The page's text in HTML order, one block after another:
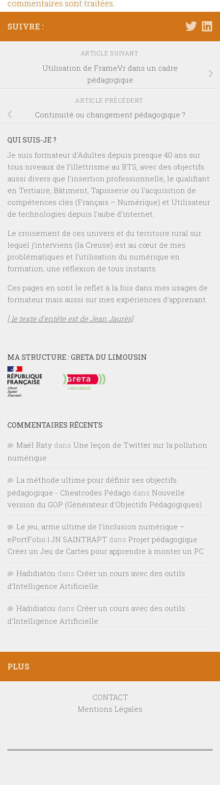
commentaires sont traitées
SUIVRE :
ARTICLE SUIVANT
Utilisation de FrameVr dans un cadre
pédagogique
ARTICLE PRÉCÉDENT
Continuité ou changement pédagogique ?
QUI SUIS-JE ?
Je suis formateur d’Adultes depuis presque 40 ans sur
tous niveaux de l’illettrisme au BTS, avec des objectifs
aussi divers que l’insertion professionnelle, le qualifiant
en Tertiaire, Bâtiment, Tapisserie ou l’acquisition de
compétences clés (Français – Numérique) et Utilisateur
de technologies depuis l’aube d’internet.
Le croisement de ces univers et du territoire rural sur
lequel j’interviens (la Creuse) est au cœur de mes
problématiques et l’utilisation du numérique en
formation, une réflexion de tous instants.
Ces pages en sont le reflet à la fois dans mes usages de
formateur mais aussi sur mes expériences d’apprenant.
[ le texte d’entête est de Jean Jaurès]
MA STRUCTURE : GRETA DU LIMOUSIN
COMMENTAIRES RÉCENTS
Maël Raty dans Une leçon de Twitter sur la pollution
numérique
La méthode ultime pour définir ses objectifs
pédagogique - Cheatcodes Pédago dans Nouvelle
version du GOP (Générateur d’Objectifs Pédagogiques)
Le jeu, arme ultime de l’inclusion numérique –
ePortFolio | JN SAINTRAPT dans Projet pédagogique :
Créer un Jeu de Cartes pour apprendre à monter un PC
Hadidiatou dans Créer un cours avec des outils
d’Intelligence Artificielle
Hadidiatou dans Créer un cours avec des outils
d’Intelligence Artificielle
PLUS
CONTACT
Mentions Légales